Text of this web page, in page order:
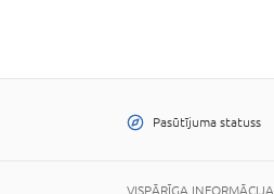
Pasūtījuma statuss
VISPĀRĪGA INFORMĀCIJA